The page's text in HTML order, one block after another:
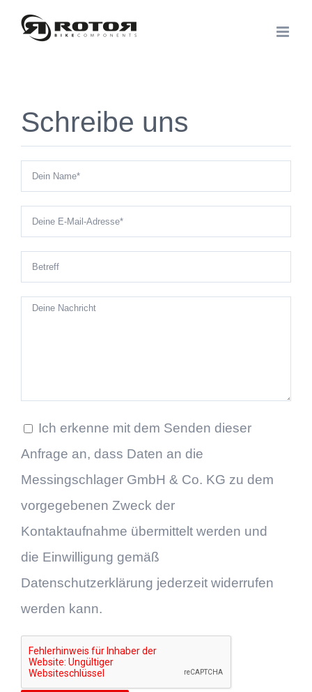
Zum
Inhalt
Schreibe uns
Ich erkenne mit dem Senden dieser
Anfrage an, dass Daten an die
Messingschlager GmbH & Co. KG zu dem
vorgegebenen Zweck der
Kontaktaufnahme übermittelt werden und
die Einwilligung gemäß
Datenschutzerklärung jederzeit widerrufen
werden kann.